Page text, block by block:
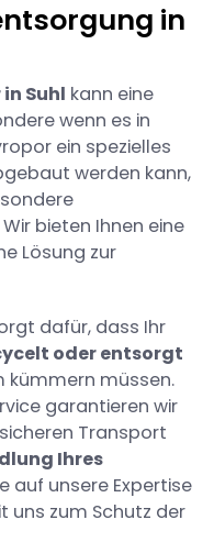
in
Suhl kann eine
wenn es in
ein spezielles
werden kann,
bieten Ihnen eine
Lösung zur
dafür, dass Ihr
oder entsorgt
kümmern müssen.
garantieren wir
Transport
Ihres
auf unsere Expertise
uns zum Schutz der